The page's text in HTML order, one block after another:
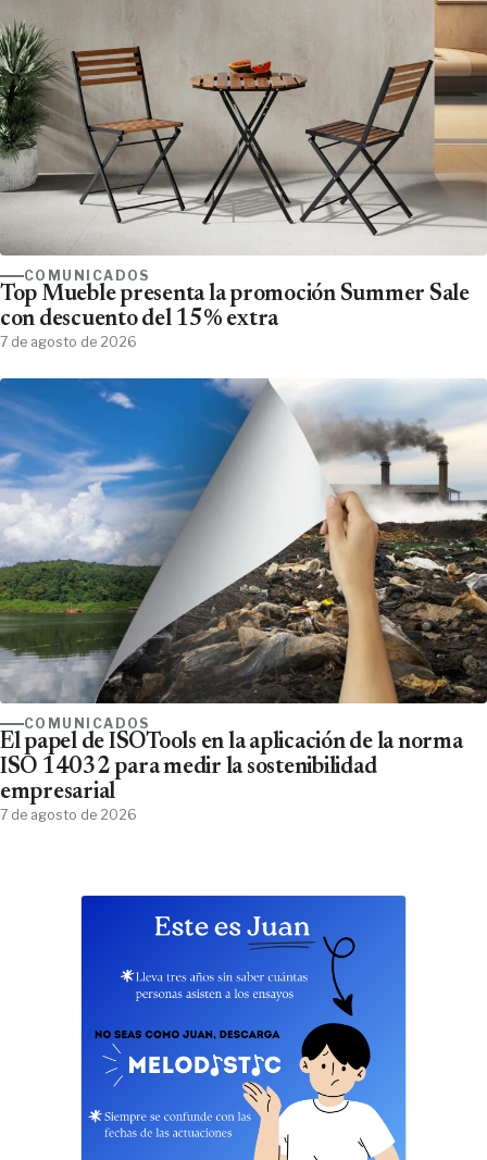
COMUNICADOS
Top Mueble presenta la promoción Summer Sale
con descuento del 15% extra
7 de agosto de 2026
COMUNICADOS
El papel de ISOTools en la aplicación de la norma
ISO 14032 para medir la sostenibilidad
empresarial
7 de agosto de 2026